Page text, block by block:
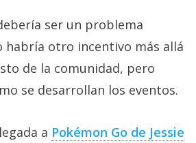
ser un problema
habría otro incentivo más allá
de la comunidad, pero
se desarrollan los eventos.
a Pokémon Go de Jessie